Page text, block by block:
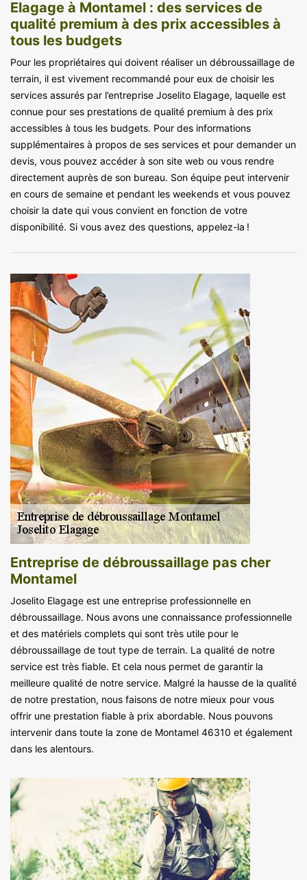
Elagage à Montamel : des services de
qualité premium à des prix accessibles à
tous les budgets
Pour les propriétaires qui doivent réaliser un débroussaillage de
terrain, il est vivement recommandé pour eux de choisir les
services assurés par l’entreprise Joselito Elagage, laquelle est
connue pour ses prestations de qualité premium à des prix
accessibles à tous les budgets. Pour des informations
supplémentaires à propos de ses services et pour demander un
devis, vous pouvez accéder à son site web ou vous rendre
directement auprès de son bureau. Son équipe peut intervenir
en cours de semaine et pendant les weekends et vous pouvez
choisir la date qui vous convient en fonction de votre
disponibilité. Si vous avez des questions, appelez-la !
Entreprise de débroussaillage pas cher
Montamel
Joselito Elagage est une entreprise professionnelle en
débroussaillage. Nous avons une connaissance professionnelle
et des matériels complets qui sont très utile pour le
débroussaillage de tout type de terrain. La qualité de notre
service est très fiable. Et cela nous permet de garantir la
meilleure qualité de notre service. Malgré la hausse de la qualité
de notre prestation, nous faisons de notre mieux pour vous
offrir une prestation fiable à prix abordable. Nous pouvons
intervenir dans toute la zone de Montamel 46310 et également
dans les alentours.